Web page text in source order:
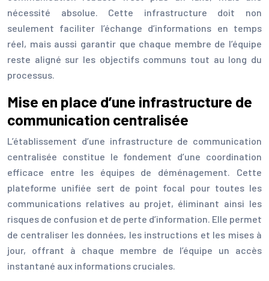
nécessité absolue. Cette infrastructure doit non
seulement faciliter l’échange d’informations en temps
réel, mais aussi garantir que chaque membre de l’équipe
reste aligné sur les objectifs communs tout au long du
processus.
Mise en place d’une infrastructure de
communication centralisée
L’établissement d’une infrastructure de communication
centralisée constitue le fondement d’une coordination
efficace entre les équipes de déménagement. Cette
plateforme unifiée sert de point focal pour toutes les
communications relatives au projet, éliminant ainsi les
risques de confusion et de perte d’information. Elle permet
de centraliser les données, les instructions et les mises à
jour, offrant à chaque membre de l’équipe un accès
instantané aux informations cruciales.